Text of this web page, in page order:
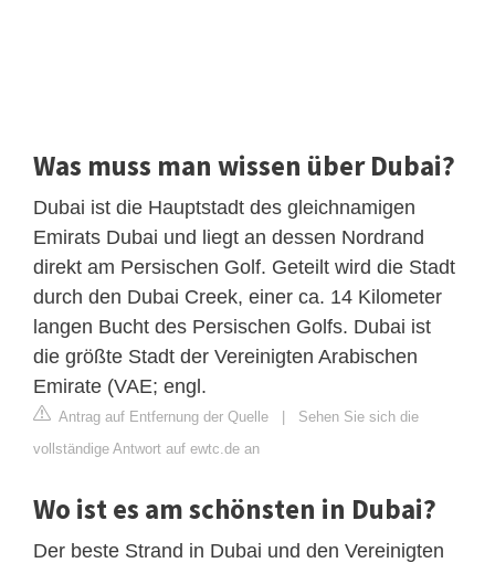
Was muss man wissen über Dubai?
Dubai ist die Hauptstadt des gleichnamigen
Emirats Dubai und liegt an dessen Nordrand
direkt am Persischen Golf. Geteilt wird die Stadt
durch den Dubai Creek, einer ca. 14 Kilometer
langen Bucht des Persischen Golfs. Dubai ist
die größte Stadt der Vereinigten Arabischen
Emirate (VAE; engl.
Antrag auf Entfernung der Quelle | Sehen Sie sich die
vollständige Antwort auf ewtc.de an
Wo ist es am schönsten in Dubai?
Der beste Strand in Dubai und den Vereinigten